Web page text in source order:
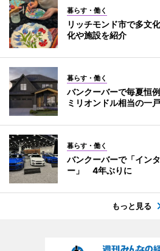
暮らす・働く
リッチモンド市で多文
化や施設を紹介
暮らす・働く
バンクーバーで毎夏恒
ミリオンドル相当の一
暮らす・働く
バンクーバーで「イン
ー」 4年ぶりに
もっと見る